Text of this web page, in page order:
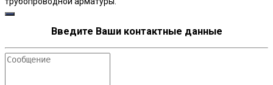
Введите Ваши контактные данные
Сообщение